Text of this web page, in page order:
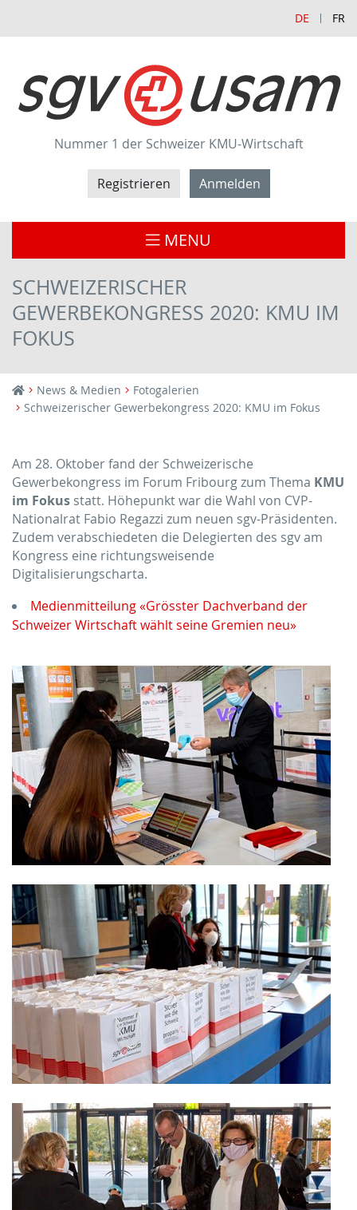
DE FR
Nummer 1 der Schweizer KMU-Wirtschaft
Registrieren Anmelden
MENU
SCHWEIZERISCHER
GEWERBEKONGRESS 2020: KMU IM
FOKUS
News & Medien
Fotogalerien
Schweizerischer Gewerbekongress 2020: KMU im Fokus
Am 28. Oktober fand der Schweizerische
Gewerbekongress im Forum Fribourg zum Thema KMU
im Fokus statt. Höhepunkt war die Wahl von CVP-
Nationalrat Fabio Regazzi zum neuen sgv-Präsidenten.
Zudem verabschiedeten die Delegierten des sgv am
Kongress eine richtungsweisende
Digitalisierungscharta.
Medienmitteilung «Grösster Dachverband der
Schweizer Wirtschaft wählt seine Gremien neu»